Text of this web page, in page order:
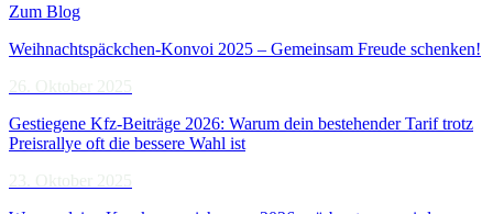
Zum Blog
Weihnachtspäckchen-Konvoi 2025 – Gemeinsam Freude schenken!
Gestiegene Kfz-Beiträge 2026: Warum dein bestehender Tarif trotz
Preisrallye oft die bessere Wahl ist